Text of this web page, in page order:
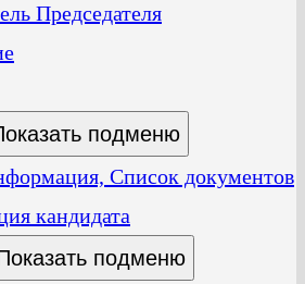
Председателя
подменю
Список документов
кандидата
подменю